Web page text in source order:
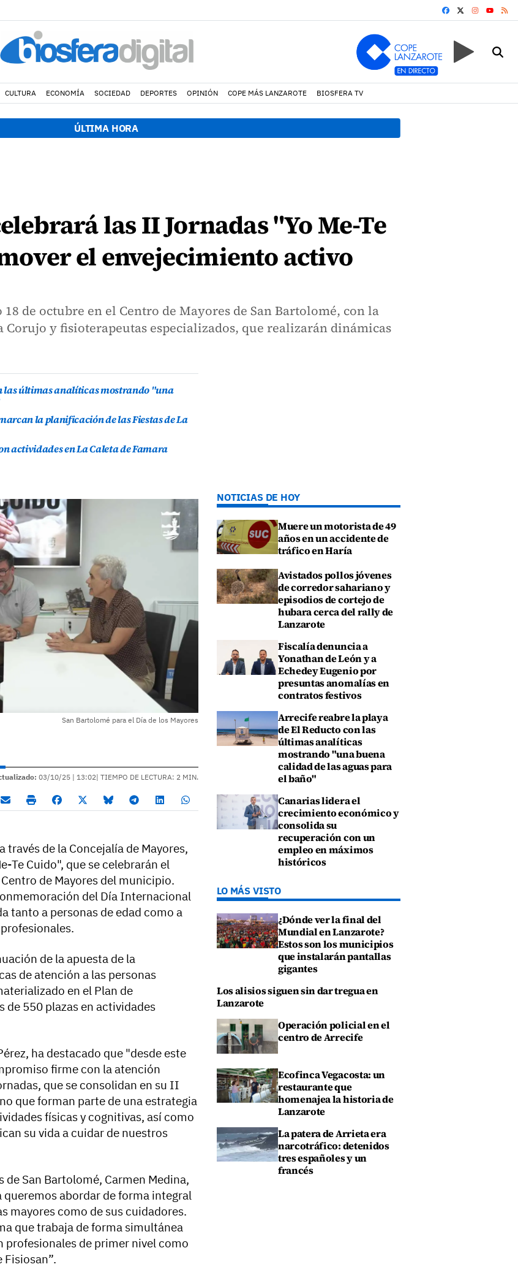
FACEBOOK
YOUTUBE
CULTURA ECONOMÍA SOCIEDAD DEPORTES OPINIÓN COPE MÁS LANZAROTE BIOSFERA TV
ÚLTIMA HORA
las II Jornadas "Yo Me-Te
el envejecimiento activo
de octubre en el Centro de Mayores de San Bartolomé, con la
y fisioterapeutas especializados, que realizarán dinámicas
las últimas analíticas mostrando "una
la planificación de las Fiestas de La
actividades en La Caleta de Famara
San Bartolomé para el Día de los Mayores
03/10/25 | 13:02| TIEMPO DE LECTURA: 2 MIN.
de la Concejalía de Mayores,
Te Cuido", que se celebrarán el
de Mayores del municipio.
del Día Internacional
tanto a personas de edad como a
de la apuesta de la
de atención a las personas
en el Plan de
550 plazas en actividades
ha destacado que "desde este
firme con la atención
que se consolidan en su II
que forman parte de una estrategia
físicas y cognitivas, así como
su vida a cuidar de nuestros
de San Bartolomé, Carmen Medina,
abordar de forma integral
mayores como de sus cuidadores.
que trabaja de forma simultánea
de primer nivel como
Fisiosan”.
NOTICIAS DE HOY
Muere un motorista de 49
años en un accidente de
tráfico en Haría
Avistados pollos jóvenes
de corredor sahariano y
episodios de cortejo de
hubara cerca del rally de
Lanzarote
Fiscalía denuncia a
Yonathan de León y a
Echedey Eugenio por
presuntas anomalías en
contratos festivos
Arrecife reabre la playa
de El Reducto con las
últimas analíticas
mostrando "una buena
calidad de las aguas para
el baño"
Canarias lidera el
crecimiento económico y
consolida su
recuperación con un
empleo en máximos
históricos
LO MÁS VISTO
¿Dónde ver la final del
Mundial en Lanzarote?
Estos son los municipios
que instalarán pantallas
gigantes
Los alisios siguen sin dar tregua en
Lanzarote
Operación policial en el
centro de Arrecife
Ecofinca Vegacosta: un
restaurante que
homenajea la historia de
Lanzarote
La patera de Arrieta era
narcotráfico: detenidos
tres españoles y un
francés